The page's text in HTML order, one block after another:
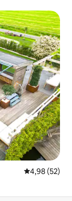
4,98 av 5 i
4,98 (52)